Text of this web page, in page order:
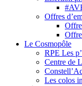
Offres
Le Cosmopôle
RPE Les
Centre de
Les colos